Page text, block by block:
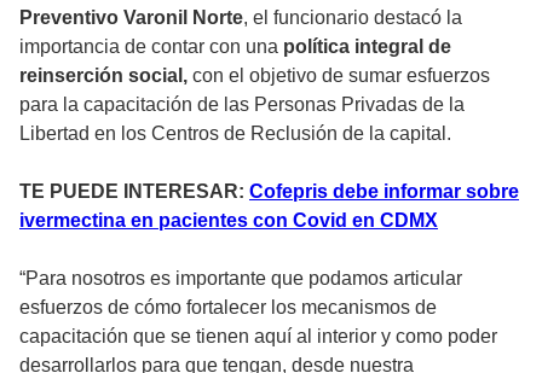
Preventivo Varonil Norte, el funcionario destacó la
importancia de contar con una política integral de
reinserción social, con el objetivo de sumar esfuerzos
para la capacitación de las Personas Privadas de la
Libertad en los Centros de Reclusión de la capital.
TE PUEDE INTERESAR: Cofepris debe informar sobre
ivermectina en pacientes con Covid en CDMX
“Para nosotros es importante que podamos articular
esfuerzos de cómo fortalecer los mecanismos de
capacitación que se tienen aquí al interior y como poder
desarrollarlos para que tengan, desde nuestra